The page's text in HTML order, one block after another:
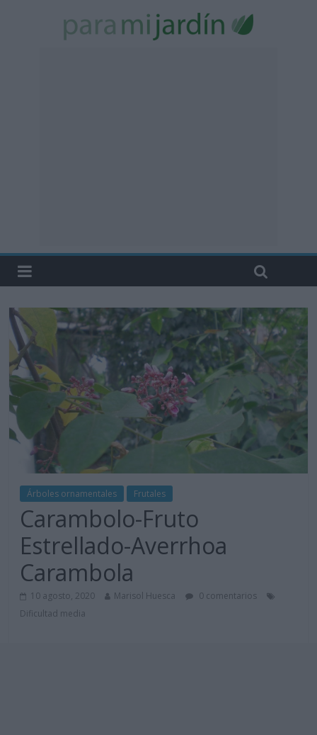
Árboles ornamentales Frutales
Carambolo-Fruto
Estrellado-Averrhoa
Carambola
10 agosto, 2020 Marisol Huesca
0 comentarios
Dificultad media